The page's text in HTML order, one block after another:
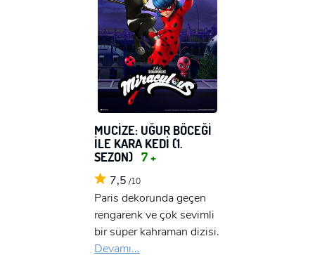
MUCİZE: UĞUR BÖCEĞİ
İLE KARA KEDİ (1.
SEZON) 7 +
7,5 /10
Paris dekorunda geçen
rengarenk ve çok sevimli
bir süper kahraman dizisi.
Devamı...